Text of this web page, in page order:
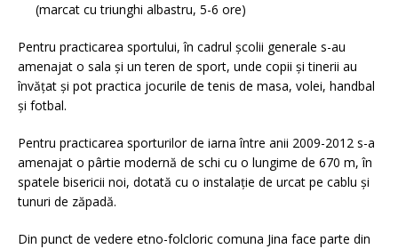
(marcat cu triunghi albastru, 5-6 ore)
Pentru practicarea sportului, în cadrul școlii generale s-au
amenajat o sala și un teren de sport, unde copii și tinerii au
învățat și pot practica jocurile de tenis de masa, volei, handbal
și fotbal.
Pentru practicarea sporturilor de iarna între anii 2009-2012 s-a
amenajat o pârtie modernă de schi cu o lungime de 670 m, în
spatele bisericii noi, dotată cu o instalație de urcat pe cablu și
tunuri de zăpadă.
Din punct de vedere etno-folcloric comuna Jina face parte din